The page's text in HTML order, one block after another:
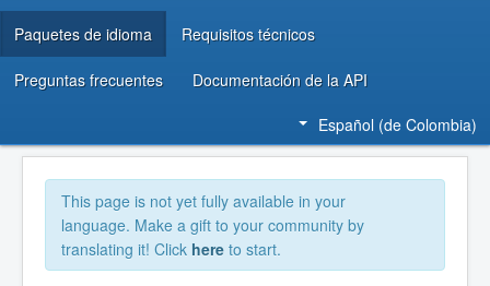
Paquetes de idioma Requisitos técnicos
Preguntas frecuentes Documentación de la API
Español (de Colombia)
This page is not yet fully available in your
language. Make a gift to your community by
translating it! Click here to start.